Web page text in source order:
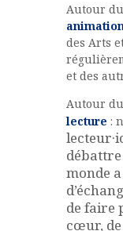
Autour
des Arts
et des
Autour
lecture :
monde
de faire
cœur,